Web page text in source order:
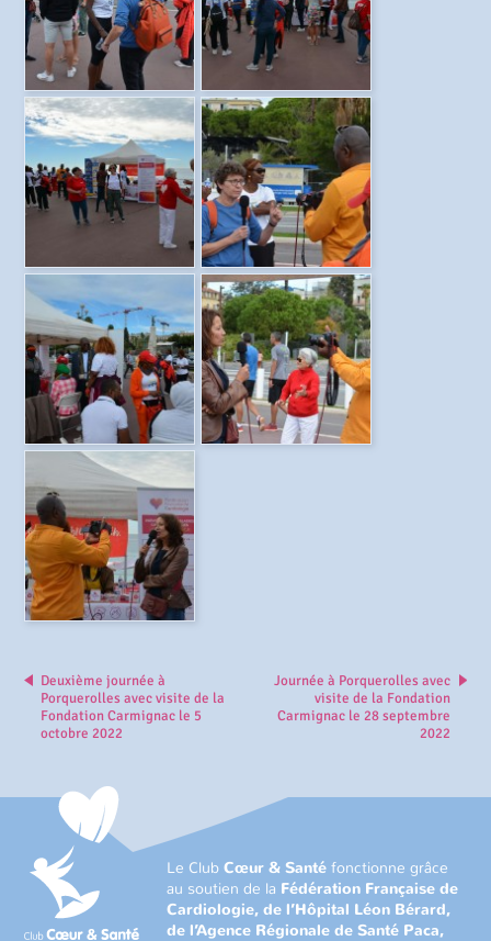
Deuxième journée à
Porquerolles avec visite de la
Fondation Carmignac le 5
octobre 2022
Journée à Porquerolles avec
visite de la Fondation
Carmignac le 28 septembre
2022
Le ClubCœur & Santé fonctionne grâce
au soutien de la Fédération Française de
Cardiologie, de l’Hôpital Léon Bérard,
de l’Agence Régionale de Santé Paca,